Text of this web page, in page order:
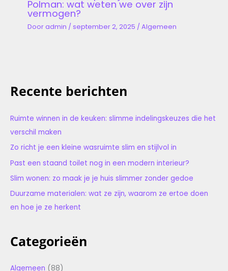
Polman: wat weten we over zijn
vermogen?
Dooradmin /september 2, 2025 /Algemeen
Recente berichten
Ruimte winnen in de keuken: slimme indelingskeuzes die het
verschil maken
Zo richt je een kleine wasruimte slim en stijlvol in
Past een staand toilet nog in een modern interieur?
Slim wonen: zo maak je je huis slimmer zonder gedoe
Duurzame materialen: wat ze zijn, waarom ze ertoe doen
en hoe je ze herkent
Categorieën
Algemeen (88)